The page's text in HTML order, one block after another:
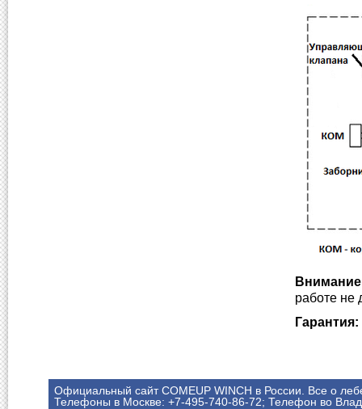
работе не
Гарантия:
Официальный сайт COMEUP WINCH в России. Все о
Телефоны в Москве: +7-495-740-86-72; Телефон во